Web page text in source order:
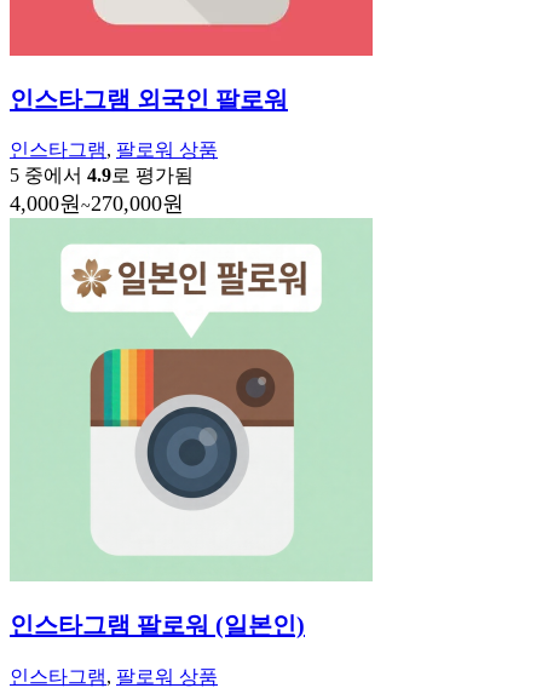
인스타그램 외국인 팔로워
인스타그램, 팔로워 상품
5 중에서 4.9로 평가됨
4,000원 ~270,000원
인스타그램 팔로워 (일본인)
인스타그램, 팔로워 상품